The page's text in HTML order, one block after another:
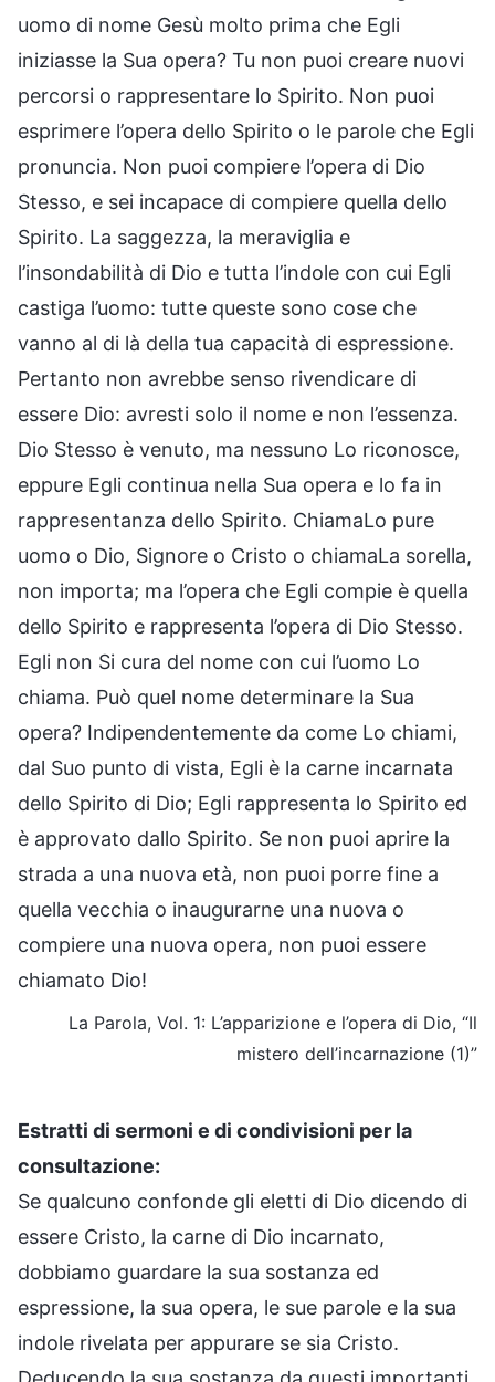
uomo di nome Gesù molto prima che Egli
iniziasse la Sua opera? Tu non puoi creare nuovi
percorsi o rappresentare lo Spirito. Non puoi
esprimere l’opera dello Spirito o le parole che Egli
pronuncia. Non puoi compiere l’opera di Dio
Stesso, e sei incapace di compiere quella dello
Spirito. La saggezza, la meraviglia e
l’insondabilità di Dio e tutta l’indole con cui Egli
castiga l’uomo: tutte queste sono cose che
vanno al di là della tua capacità di espressione.
Pertanto non avrebbe senso rivendicare di
essere Dio: avresti solo il nome e non l’essenza.
Dio Stesso è venuto, ma nessuno Lo riconosce,
eppure Egli continua nella Sua opera e lo fa in
rappresentanza dello Spirito. ChiamaLo pure
uomo o Dio, Signore o Cristo o chiamaLa sorella,
non importa; ma l’opera che Egli compie è quella
dello Spirito e rappresenta l’opera di Dio Stesso.
Egli non Si cura del nome con cui l’uomo Lo
chiama. Può quel nome determinare la Sua
opera? Indipendentemente da come Lo chiami,
dal Suo punto di vista, Egli è la carne incarnata
dello Spirito di Dio; Egli rappresenta lo Spirito ed
è approvato dallo Spirito. Se non puoi aprire la
strada a una nuova età, non puoi porre fine a
quella vecchia o inaugurarne una nuova o
compiere una nuova opera, non puoi essere
chiamato Dio!
La Parola, Vol. 1: L’apparizione e l’opera di Dio, “Il
mistero dell’incarnazione (1)”
Estratti di sermoni e di condivisioni per la
consultazione:
Se qualcuno confonde gli eletti di Dio dicendo di
essere Cristo, la carne di Dio incarnato,
dobbiamo guardare la sua sostanza ed
espressione, la sua opera, le sue parole e la sua
indole rivelata per appurare se sia Cristo.